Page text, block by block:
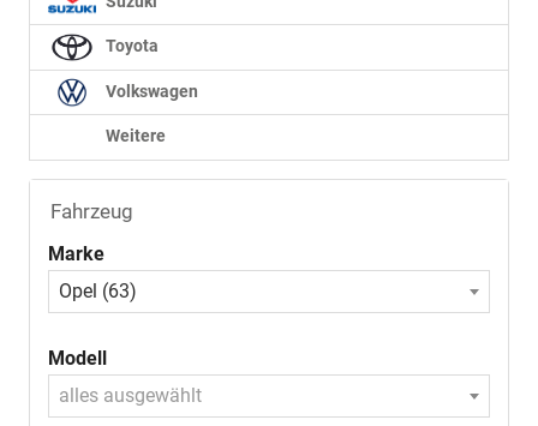
Toyota
Volkswagen
Weitere
Fahrzeug
Marke
Opel (63)
Modell
alles ausgewählt